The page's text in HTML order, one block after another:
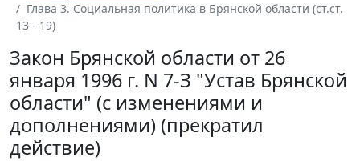
Глава 3. Социальная политика в Брянской области (ст.ст.
13 - 19)
Закон Брянской области от 26
января 1996 г. N 7-З "Устав Брянской
области" (с изменениями и
дополнениями) (прекратил
действие)